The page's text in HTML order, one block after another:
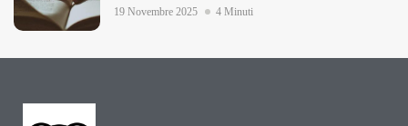
19 Novembre 2025 4 Minuti